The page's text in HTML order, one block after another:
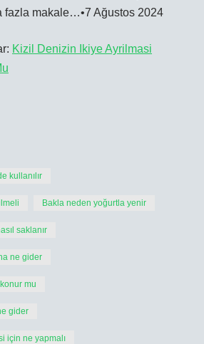
fazla makale…•7 Ağustos 2024
Kizil Denizin Ikiye Ayrilmasi
kullanılır
Bakla neden yoğurtla yenir
saklanır
ne gider
mu
gider
için ne yapmalı